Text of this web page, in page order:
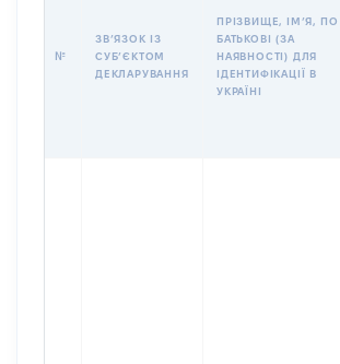
№
ЗВʼЯЗОК ІЗ
СУБʼЄКТОМ
ДЕКЛАРУВАННЯ
ПРІЗВИЩЕ, ІМʼЯ, ПО
БАТЬКОВІ (ЗА
НАЯВНОСТІ) ДЛЯ
ІДЕНТИФІКАЦІЇ В
УКРАЇНІ